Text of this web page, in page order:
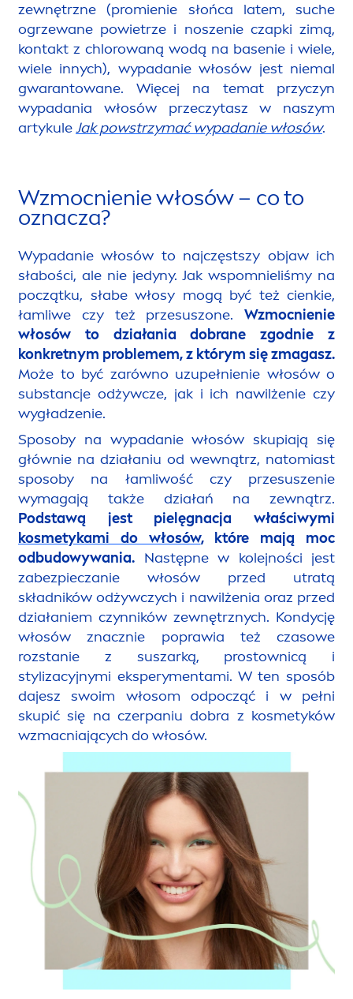
zewnętrzne (promienie słońca latem, suche
ogrzewane powietrze i noszenie czapki zimą,
kontakt z chlorowaną wodą na basenie i wiele,
wiele innych), wypadanie włosów jest niemal
gwarantowane. Więcej na temat przyczyn
wypadania włosów przeczytasz w naszym
artykuleJak powstrzymać wypadanie włosów.
Wzmocnienie włosów – co to
oznacza?
Wypadanie włosów to najczęstszy objaw ich
słabości, ale nie jedyny. Jak wspomnieliśmy na
początku, słabe włosy mogą być też cienkie,
łamliwe czy też przesuszone. Wzmocnienie
włosów to działania dobrane zgodnie z
konkretnym problemem, z którym się zmagasz.
Może to być zarówno uzupełnienie włosów o
substancje odżywcze, jak i ich nawilżenie czy
wygładzenie.
Sposoby na wypadanie włosów skupiają się
głównie na działaniu od wewnątrz, natomiast
sposoby na łamliwość czy przesuszenie
wymagają także działań na zewnątrz.
Podstawą jest pielęgnacja właściwymi
kosmetykami do włosów, które mają moc
odbudowywania. Następne w kolejności jest
zabezpieczanie włosów przed utratą
składników odżywczych i nawilżenia oraz przed
działaniem czynników zewnętrznych. Kondycję
włosów znacznie poprawia też czasowe
rozstanie z suszarką, prostownicą i
stylizacyjnymi eksperymentami. W ten sposób
dajesz swoim włosom odpocząć i w pełni
skupić się na czerpaniu dobra z kosmetyków
wzmacniających do włosów.